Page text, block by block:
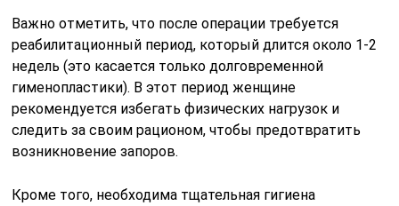
Важно отметить, что после операции требуется
реабилитационный период, который длится около 1-2
недель (это касается только долговременной
гименопластики). В этот период женщине
рекомендуется избегать физических нагрузок и
следить за своим рационом, чтобы предотвратить
возникновение запоров.
Кроме того, необходима тщательная гигиена